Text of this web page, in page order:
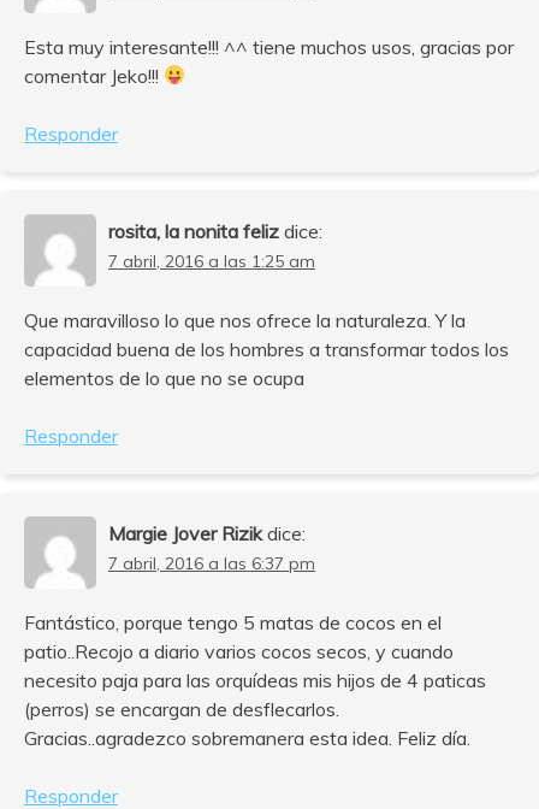
Esta muy interesante!!! ^^ tiene muchos usos, gracias por
comentar Jeko!!!
Responder
rosita, la nonita feliz dice:
7 abril, 2016 a las 1:25 am
Que maravilloso lo que nos ofrece la naturaleza. Y la
capacidad buena de los hombres a transformar todos los
elementos de lo que no se ocupa
Responder
Margie Jover Rizik dice:
7 abril, 2016 a las 6:37 pm
Fantástico, porque tengo 5 matas de cocos en el
patio..Recojo a diario varios cocos secos, y cuando
necesito paja para las orquídeas mis hijos de 4 paticas
(perros) se encargan de desflecarlos.
Gracias..agradezco sobremanera esta idea. Feliz día.
Responder